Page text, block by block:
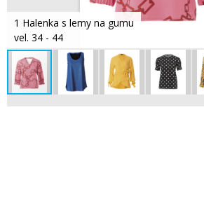
1 Halenka s lemy na gumu
vel. 34 - 44